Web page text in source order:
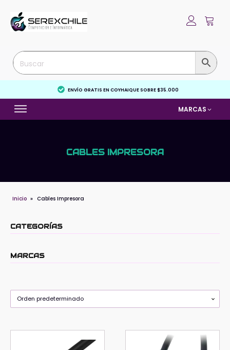
ENVÍO GRATIS EN COYHAIQUE SOBRE $35.000
MARCAS
CABLES IMPRESORA
Inicio » Cables Impresora
CATEGORÍAS
MARCAS